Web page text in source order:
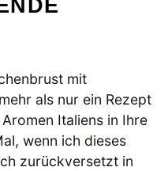
G
mit
als nur ein Rezept
Italiens in Ihre
wenn ich dieses
zurückversetzt in